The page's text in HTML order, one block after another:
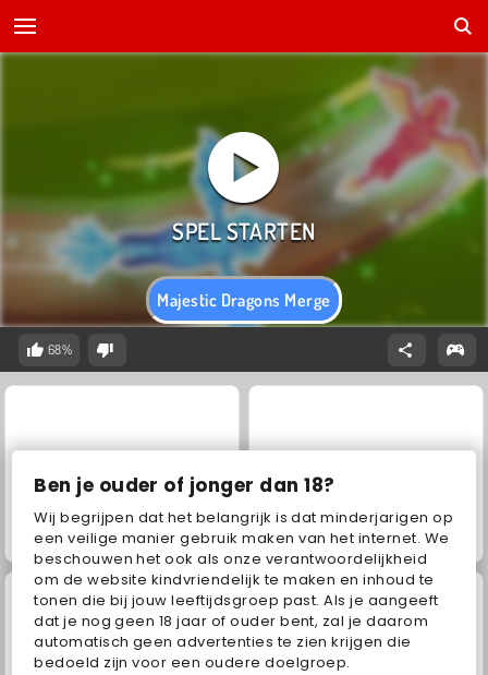
Ben je ouder of jonger dan 18?
Wij begrijpen dat het belangrijk is dat minderjarigen op
een veilige manier gebruik maken van het internet. We
beschouwen het ook als onze verantwoordelijkheid
om de website kindvriendelijk te maken en inhoud te
tonen die bij jouw leeftijdsgroep past. Als je aangeeft
dat je nog geen 18 jaar of ouder bent, zal je daarom
automatisch geen advertenties te zien krijgen die
bedoeld zijn voor een oudere doelgroep.
Majestic Dragons Merge
68%
Juice Merge Jewel Garden Story